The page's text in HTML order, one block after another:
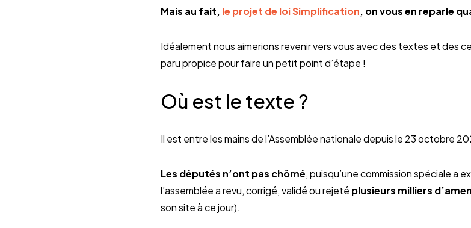
Mais au fait, le projet de loi Simplification, on vous en reparle
Idéalement nous aimerions revenir vers vous avec des textes et des
paru propice pour faire un petit point d’étape !
Où est le texte ?
Il est entre les mains de l’Assemblée nationale depuis le 23 octobre
Les députés n’ont pas chômé, puisqu’une commission spéciale a
l’assemblée a revu, corrigé, validé ou rejeté plusieurs milliers
son site à ce jour).